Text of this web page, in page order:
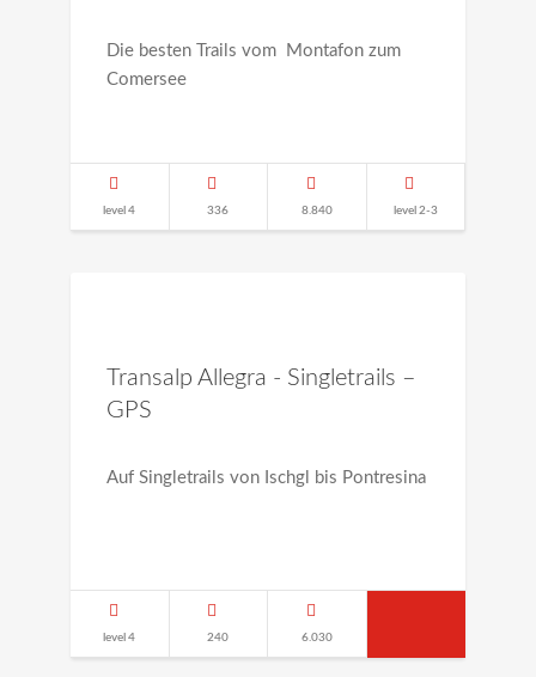
Die besten Trails vom Montafon zum
Comersee
level 4 336 8.840 level 2-3
Transalp Allegra - Singletrails –
GPS
Auf Singletrails von Ischgl bis Pontresina
level 4 240 6.030